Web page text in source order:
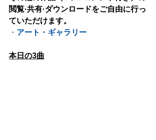
閲覧·共有·ダウンロードをご自由に行っ
ていただけます。
・ アート・ギャラリー
本日の3曲